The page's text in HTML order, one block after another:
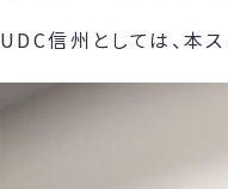
UDC信州としては、本